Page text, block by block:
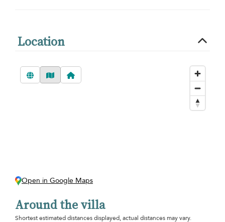
Location
Open in Google Maps
Around the villa
Shortest estimated distances displayed, actual distances may vary.